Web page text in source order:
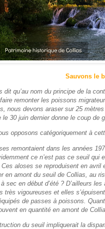
Sauvons le
dit qu’au nom du principe de la
remonter les poissons
nous devons araser sur 25
le 30 juin dernier donne le coup de
opposons catégoriquement à
remontaient dans les années
ce n’est pas ce seuil qui
aloses se reproduisent en
en amont du seuil de Collias, au
sec en début d’été ? D’ailleurs
très vigoureuses et elles
de passes à poissons.
en quantité en amont de
du seuil impliquerait la